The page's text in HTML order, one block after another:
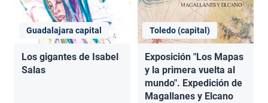
Guadalajara capital
Los gigantes de Isabel
Salas
Toledo (capital)
Exposición "Los Mapas
y la primera vuelta al
mundo". Expedición de
Magallanes y Elcano